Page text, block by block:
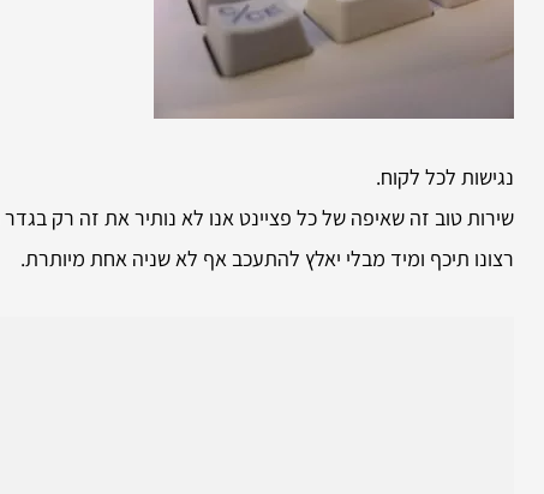
נגישות לכל לקוח.
שירות טוב זה שאיפה של כל פציינט אנו לא נותיר את זה רק
רצונו תיכף ומיד מבלי יאלץ להתעכב אף לא שניה אחת מיותרת.